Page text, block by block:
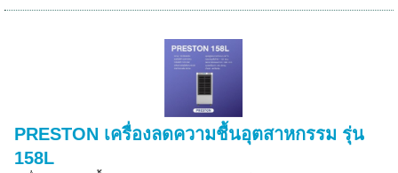
PRESTON เครื่องลดความชื้นอุตสาหกรรม รุ่น
158L